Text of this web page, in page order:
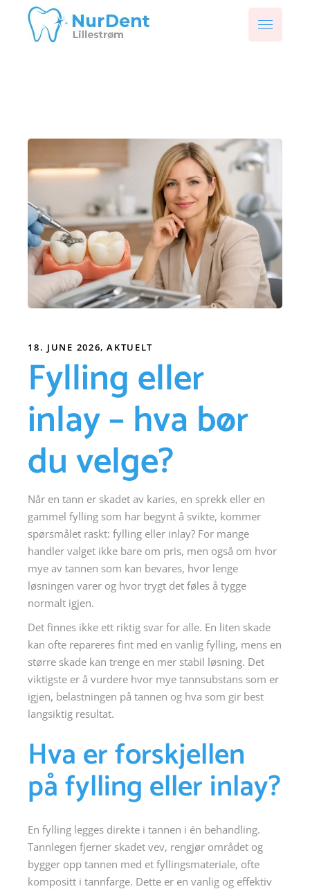
18. JUNE 2026 AKTUELT
Fylling eller
inlay – hva bør
du velge?
Når en tann er skadet av karies, en sprekk eller en
gammel fylling som har begynt å svikte, kommer
spørsmålet raskt: fylling eller inlay? For mange
handler valget ikke bare om pris, men også om hvor
mye av tannen som kan bevares, hvor lenge
løsningen varer og hvor trygt det føles å tygge
normalt igjen.
Det finnes ikke ett riktig svar for alle. En liten skade
kan ofte repareres fint med en vanlig fylling, mens en
større skade kan trenge en mer stabil løsning. Det
viktigste er å vurdere hvor mye tannsubstans som er
igjen, belastningen på tannen og hva som gir best
langsiktig resultat.
Hva er forskjellen
på fylling eller inlay?
En fylling legges direkte i tannen i én behandling.
Tannlegen fjerner skadet vev, rengjør området og
bygger opp tannen med et fyllingsmateriale, ofte
kompositt i tannfarge. Dette er en vanlig og effektiv